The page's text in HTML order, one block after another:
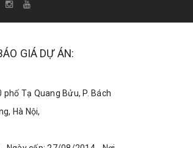
GIÁ DỰ ÁN:
phố Tạ Quang Bửu, P. Bách
Hà Nội,